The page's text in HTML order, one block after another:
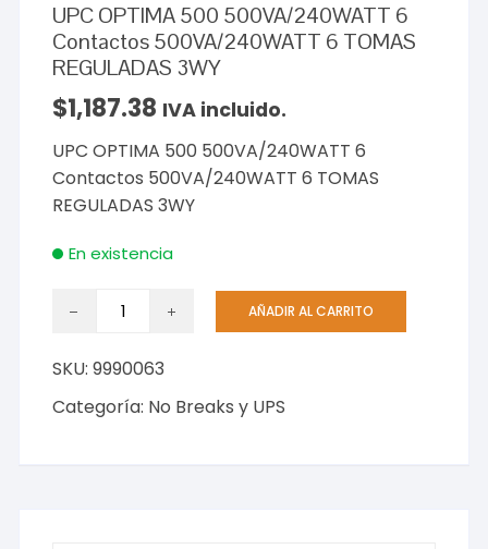
UPC OPTIMA 500 500VA/240WATT 6
Contactos 500VA/240WATT 6 TOMAS
REGULADAS 3WY
$1,187.38 IVA incluido.
UPC OPTIMA 500 500VA/240WATT 6
Contactos 500VA/240WATT 6 TOMAS
REGULADAS 3WY
En existencia
UPC
500VA/240WATT
6
AÑADIR AL CARRITO
SKU:9990063
Categoría: No Breaks y UPS